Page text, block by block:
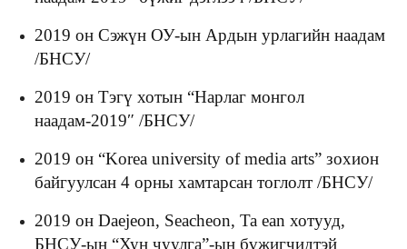
2019 он Сэжүн ОУ-ын Ардын урлагийн наадам
/БНСУ/
2019 он Тэгү хотын “Нарлаг монгол
наадам-2019″ /БНСУ/
2019 он “Korea university of media arts” зохион
байгуулсан 4 орны хамтарсан тоглолт /БНСУ/
2019 он Daejeon, Seacheon, Ta ean хотууд,
БНСУ-ын “Хун чуулга”-ын бүжигчидтэй